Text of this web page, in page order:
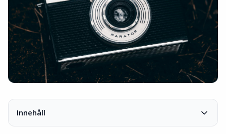
Innehåll
Vad är certifiering?